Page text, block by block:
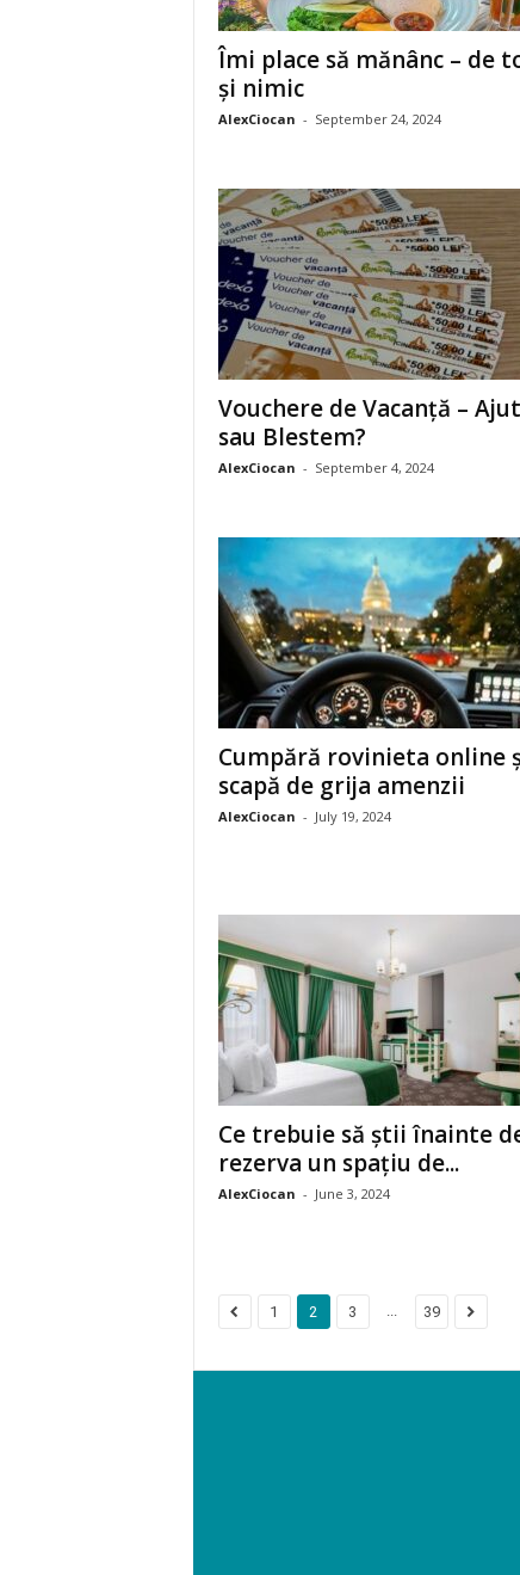
Îmi place să mănânc – de
și nimic
AlexCiocan - September 24, 2024
Vouchere de Vacanță –
sau Blestem?
AlexCiocan - September 4, 2024
Cumpără rovinieta online
scapă de grija amenzii
AlexCiocan - July 19, 2024
Ce trebuie să știi înainte
rezerva un spațiu de...
AlexCiocan - June 3, 2024
1 2 3 ... 39